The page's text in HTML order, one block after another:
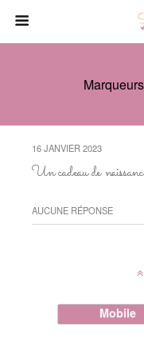
16 JANVIER 2023
Un cadeau de
AUCUNE RÉPONSE
Mobile